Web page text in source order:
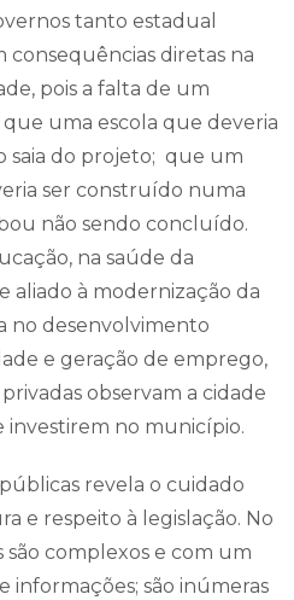
tanto estadual
diretas na
pois a falta de um
uma escola que deveria
saia do projeto; que um
ser construído numa
não sendo concluído.
na saúde da
aliado à modernização da
no desenvolvimento
e geração de emprego,
observam a cidade
investirem no município.
revela o cuidado
e respeito à legislação. No
são complexos e com um
são inúmeras